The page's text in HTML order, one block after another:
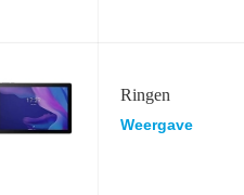
Ringen
Weergave